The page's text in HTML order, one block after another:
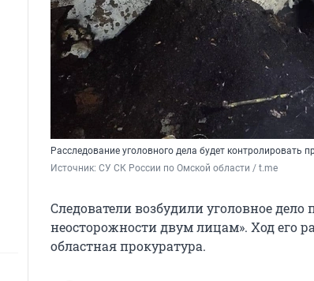
Расследование уголовного дела будет контролировать
Источник: СУ СК России по Омской области / t.me
Следователи возбудили уголовное
неосторожности двум лицам». Ход его
областная прокуратура.